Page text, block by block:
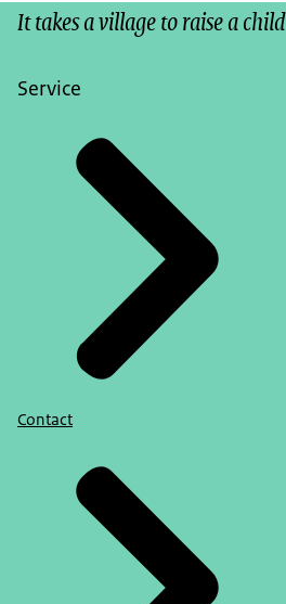
It takes a village to raise a child
Service
Contact